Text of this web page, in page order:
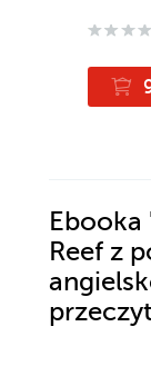
Poziom
Ebooka
Reef z